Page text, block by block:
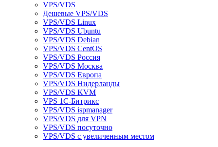
VPS/VDS
Дешевые VPS/VDS
VPS/VDS Linux
VPS/VDS Ubuntu
VPS/VDS Debian
VPS/VDS CentOS
VPS/VDS Россия
VPS/VDS Москва
VPS/VDS Европа
VPS/VDS Нидерланды
VPS/VDS KVM
VPS 1С-Битрикс
VPS/VDS ispmanager
VPS/VDS для VPN
VPS/VDS посуточно
VPS/VDS с увеличенным местом